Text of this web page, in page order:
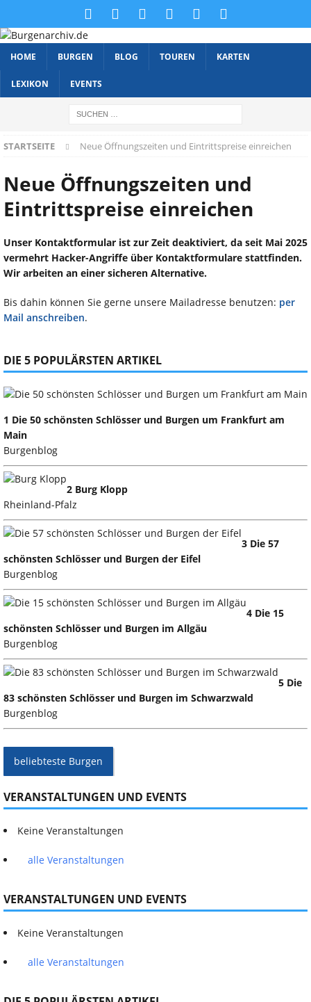
HOME BURGEN BLOG TOUREN KARTEN
LEXIKON EVENTS
STARTSEITE Neue Öffnungszeiten und Eintrittspreise einreichen
Neue Öffnungszeiten und
Eintrittspreise einreichen
Unser Kontaktformular ist zur Zeit deaktiviert, da seit Mai 2025
vermehrt Hacker-Angriffe über Kontaktformulare stattfinden.
Wir arbeiten an einer sicheren Alternative.
Bis dahin können Sie gerne unsere Mailadresse benutzen: per
Mail anschreiben.
DIE 5 POPULÄRSTEN ARTIKEL
1 Die 50 schönsten Schlösser und Burgen um Frankfurt am
Main
Burgenblog
2 Burg Klopp
Rheinland-Pfalz
3 Die 57
schönsten Schlösser und Burgen der Eifel
Burgenblog
4 Die 15
schönsten Schlösser und Burgen im Allgäu
Burgenblog
5 Die
83 schönsten Schlösser und Burgen im Schwarzwald
Burgenblog
beliebteste Burgen
VERANSTALTUNGEN UND EVENTS
Keine Veranstaltungen
alle Veranstaltungen
VERANSTALTUNGEN UND EVENTS
Keine Veranstaltungen
alle Veranstaltungen